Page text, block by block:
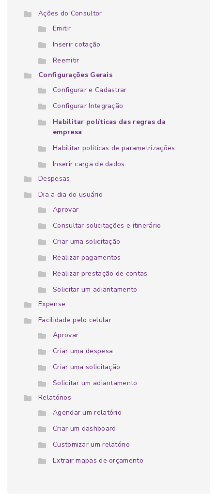
Ações do Consultor
Emitir
Inserir cotação
Reemitir
Configurações Gerais
Configurar e Cadastrar
Configurar Integração
Habilitar políticas das regras da
empresa
Habilitar políticas de parametrizações
Inserir carga de dados
Despesas
Dia a dia do usuário
Aprovar
Consultar solicitações e itinerário
Criar uma solicitação
Realizar pagamentos
Realizar prestação de contas
Solicitar um adiantamento
Expense
Facilidade pelo celular
Aprovar
Criar uma despesa
Criar uma solicitação
Solicitar um adiantamento
Relatórios
Agendar um relatório
Criar um dashboard
Customizar um relatório
Extrair mapas de orçamento